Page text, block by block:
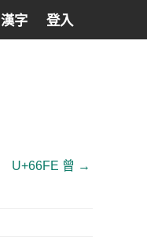
漢字 登入
U+66FE 曾 →